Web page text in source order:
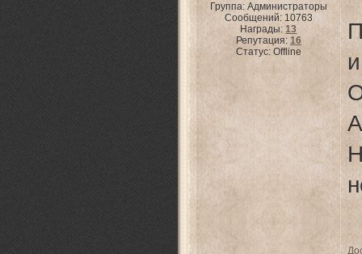
Группа: Администраторы
Сообщений: 10763
Награды:13
Репутация: 16
Статус: Offline